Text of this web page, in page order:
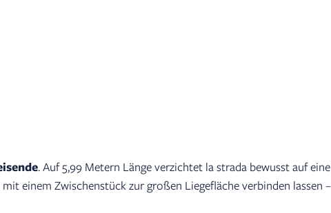
. Auf 5,99 Metern Länge verzichtet la strada bewusst auf eine
einem Zwischenstück zur großen Liegefläche verbinden lassen –